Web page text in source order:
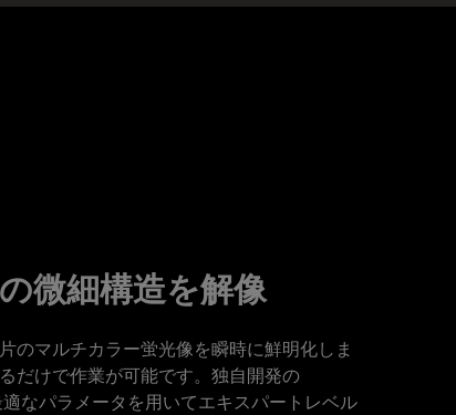
微細構造を解像
のマルチカラー蛍光像を瞬時に鮮明化しま
だけで作業が可能です。独自開発の
なパラメータを用いてエキスパートレベル